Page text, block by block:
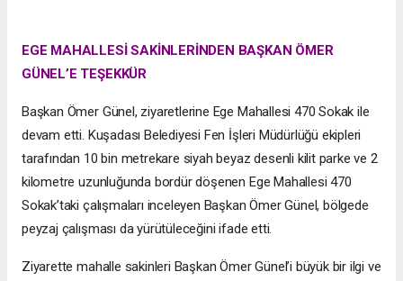
EGE MAHALLESİ SAKİNLERİNDEN BAŞKAN ÖMER
GÜNEL’E TEŞEKKÜR
Başkan Ömer Günel, ziyaretlerine Ege Mahallesi 470 Sokak ile
devam etti. Kuşadası Belediyesi Fen İşleri Müdürlüğü ekipleri
tarafından 10 bin metrekare siyah beyaz desenli kilit parke ve 2
kilometre uzunluğunda bordür döşenen Ege Mahallesi 470
Sokak’taki çalışmaları inceleyen Başkan Ömer Günel, bölgede
peyzaj çalışması da yürütüleceğini ifade etti.
Ziyarette mahalle sakinleri Başkan Ömer Günel’i büyük bir ilgi ve